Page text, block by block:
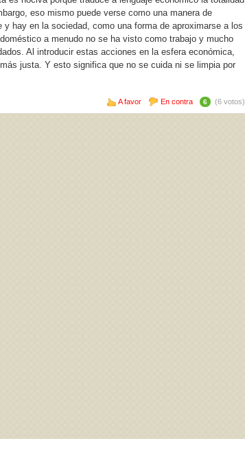
eso mismo puede verse como una manera de
hay en la sociedad, como una forma de aproximarse a los
a menudo no se ha visto como trabajo y mucho
Al introducir estas acciones en la esfera económica,
justa. Y esto significa que no se cuida ni se limpia por
A favor En contra 6 (6 votos)